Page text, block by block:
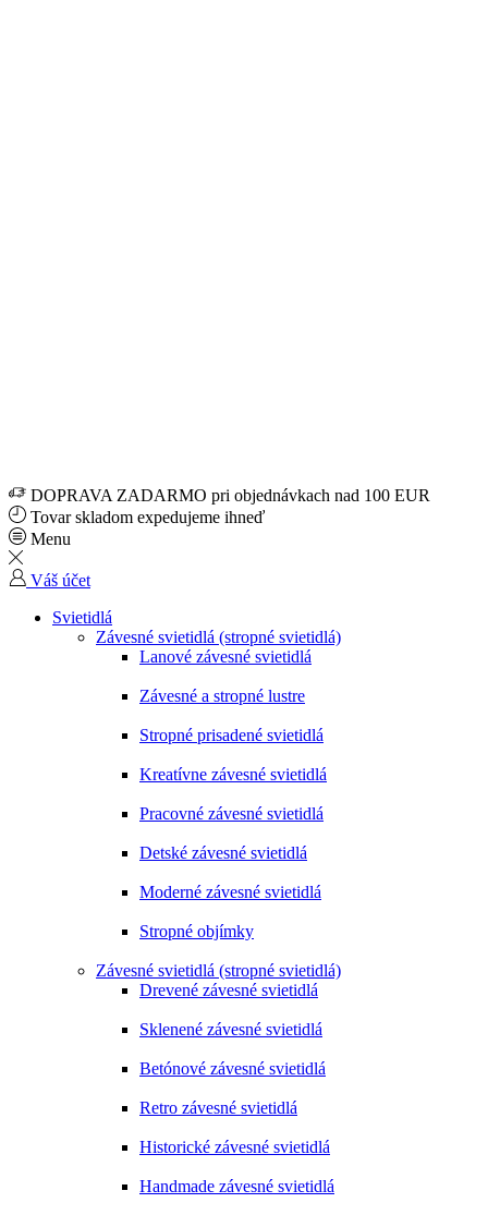
DOPRAVA ZADARMO pri objednávkach nad 100 EUR
Tovar skladom expedujeme ihneď
Menu
Váš účet
Svietidlá
Závesné svietidlá (stropné svietidlá)
Lanové závesné svietidlá
Závesné a stropné lustre
Stropné prisadené svietidlá
Kreatívne závesné svietidlá
Pracovné závesné svietidlá
Detské závesné svietidlá
Moderné závesné svietidlá
Stropné objímky
Závesné svietidlá (stropné svietidlá)
Drevené závesné svietidlá
Sklenené závesné svietidlá
Betónové závesné svietidlá
Retro závesné svietidlá
Historické závesné svietidlá
Handmade závesné svietidlá